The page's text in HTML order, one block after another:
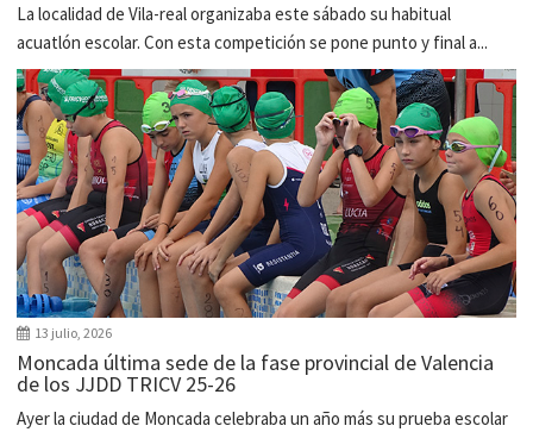
La localidad de Vila-real organizaba este sábado su habitual
acuatlón escolar. Con esta competición se pone punto y final a...
13 julio, 2026
Moncada última sede de la fase provincial de Valencia
de los JJDD TRICV 25-26
Ayer la ciudad de Moncada celebraba un año más su prueba escolar